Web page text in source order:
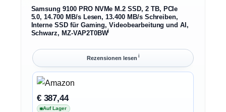
Samsung 9100 PRO NVMe M.2 SSD, 2 TB, PCIe
5.0, 14.700 MB/s Lesen, 13.400 MB/s Schreiben,
Interne SSD für Gaming, Videobearbeitung und AI,
Schwarz, MZ-VAP2T0BWℹ︎
Rezensionen lesen ℹ︎
€ 387,44
Auf Lager